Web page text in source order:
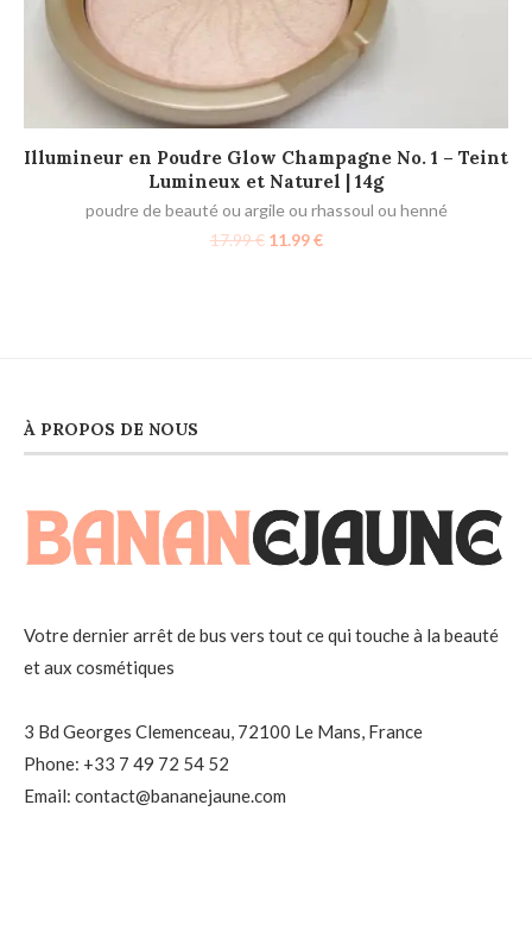
AJOUTER AU PANIER
Illumineur en Poudre Glow Champagne No. 1 – Teint
Lumineux et Naturel | 14g
poudre de beauté ou argile ou rhassoul ou henné
17.99€ 11.99€
À PROPOS DE NOUS
Votre dernier arrêt de bus vers tout ce qui touche à la beauté
et aux cosmétiques
3 Bd Georges Clemenceau, 72100 Le Mans, France
Phone: +33 7 49 72 54 52
Email: contact@bananejaune.com